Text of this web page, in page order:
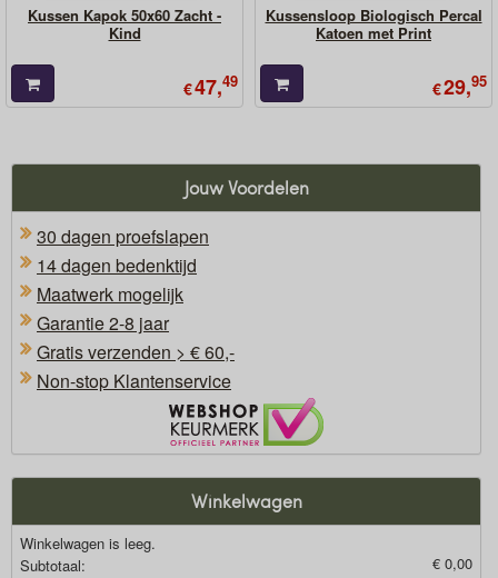
Kussen Kapok 50x60 Zacht -
Kind
€47,49
Kussensloop Biologisch Percal
Katoen met Print
€29,95
Jouw Voordelen
30 dagen proefslapen
14 dagen bedenktijd
Maatwerk mogelijk
Garantie 2-8 jaar
Gratis verzenden > € 60,-
Non-stop Klantenservice
Winkelwagen
Winkelwagen is leeg.
Subtotaal:
€ 0,00